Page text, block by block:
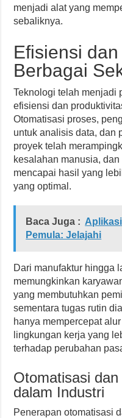
menjadi alat yang
sebaliknya.
Efisiensi
Berbagai
Teknologi telah menjadi
efisiensi dan
Otomatisasi proses,
untuk analisis data, dan
proyek telah
kesalahan manusia,
mencapai hasil yang
yang optimal.
Baca Juga :
Pemula: Jelajahi
Dari manufaktur hingga
memungkinkan
yang membutuhkan
sementara tugas rutin
hanya mempercepat
lingkungan kerja yang
terhadap perubahan
Otomatisasi
dalam Industri
Penerapan otomatisasi